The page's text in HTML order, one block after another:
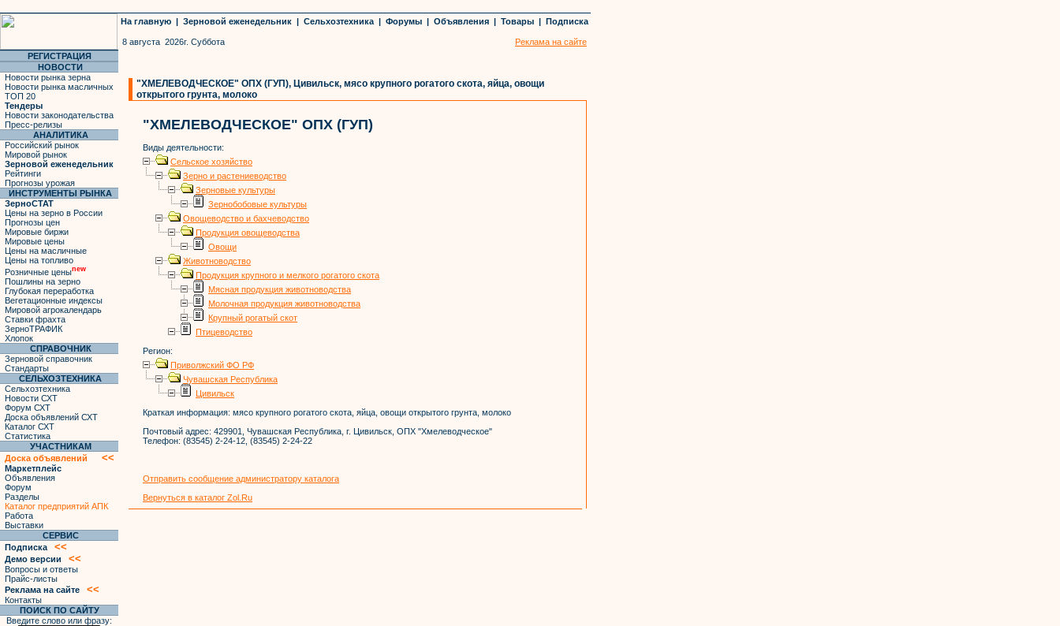
На главную | Зерновой еженедельник | Сельхозтехника | Форумы | Объявления | Товары | Подписка
8 августа 2026г. Суббота
Реклама на сайте
РЕГИСТРАЦИЯ
НОВОСТИ
Новости рынка зерна
Новости рынка масличных
ТОП 20
Тендеры
Новости законодательства
Пресс-релизы
АНАЛИТИКА
Российский рынок
Мировой рынок
Зерновой еженедельник
Рейтинги
Прогнозы урожая
ИНСТРУМЕНТЫ РЫНКА
ЗерноСТАТ
Цены на зерно в России
Прогнозы цен
Мировые биржи
Мировые цены
Цены на масличные
Цены на топливо
Розничные ценыnew
Пошлины на зерно
Глубокая переработка
Вегетационные индексы
Мировой агрокалендарь
Ставки фрахта
ЗерноТРАФИК
Хлопок
СПРАВОЧНИК
Зерновой справочник
Стандарты
СЕЛЬХОЗТЕХНИКА
Сельхозтехника
Новости СХТ
Форум СХТ
Доска объявлений СХТ
Каталог СХТ
Статистика
УЧАСТНИКАМ
Доска объявлений
<<
Маркетплейс
Объявления
Форум
Разделы
Каталог предприятий АПК
Работа
Выставки
СЕРВИС
Подписка
<<
Демо версии <<
Вопросы и ответы
Прайс-листы
Реклама на сайте
<<
Контакты
ПОИСК ПО САЙТУ
Введите слово или фразу:
"ХМЕЛЕВОДЧЕСКОЕ" ОПХ (ГУП), Цивильск, мясо крупного рогатого скота, яйца, овощи
открытого грунта, молоко
"ХМЕЛЕВОДЧЕСКОЕ" ОПХ (ГУП)
Виды деятельности:
Сельское хозяйство
Зерно и растениеводство
Зерновые культуры
Зернобобовые культуры
Овощеводство и бахчеводство
Продукция овощеводства
Овощи
Животноводство
Продукция крупного и мелкого рогатого скота
Мясная продукция животноводства
Молочная продукция животноводства
Крупный рогатый скот
Птицеводство
Регион:
Приволжский ФО РФ
Чувашская Республика
Цивильск
Краткая информация: мясо крупного рогатого скота, яйца, овощи открытого грунта, молоко
Почтовый адрес: 429901, Чувашская Республика, г. Цивильск, ОПХ "Хмелеводческое"
Телефон: (83545) 2-24-12, (83545) 2-24-22
Отправить сообщение администратору каталога
Вернуться в каталог Zol.Ru